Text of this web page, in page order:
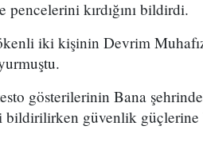
pencelerini kırdığını bildirdi.
iki kişinin Devrim
gösterilerinin Bana
bildirilirken güvenlik güçlerine